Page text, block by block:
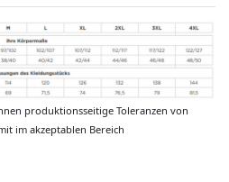
produktionsseitige Toleranzen von
im akzeptablen Bereich